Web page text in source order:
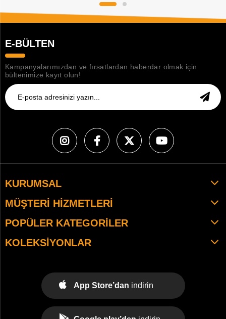
E-BÜLTEN
Kampanyalarımızdan ve fırsatlardan haberdar olmak için
bültenimize kayıt olun!
KURUMSAL
MÜŞTERI HIZMETLERI
POPÜLER KATEGORILER
KOLEKSIYONLAR
App Store’dan indirin